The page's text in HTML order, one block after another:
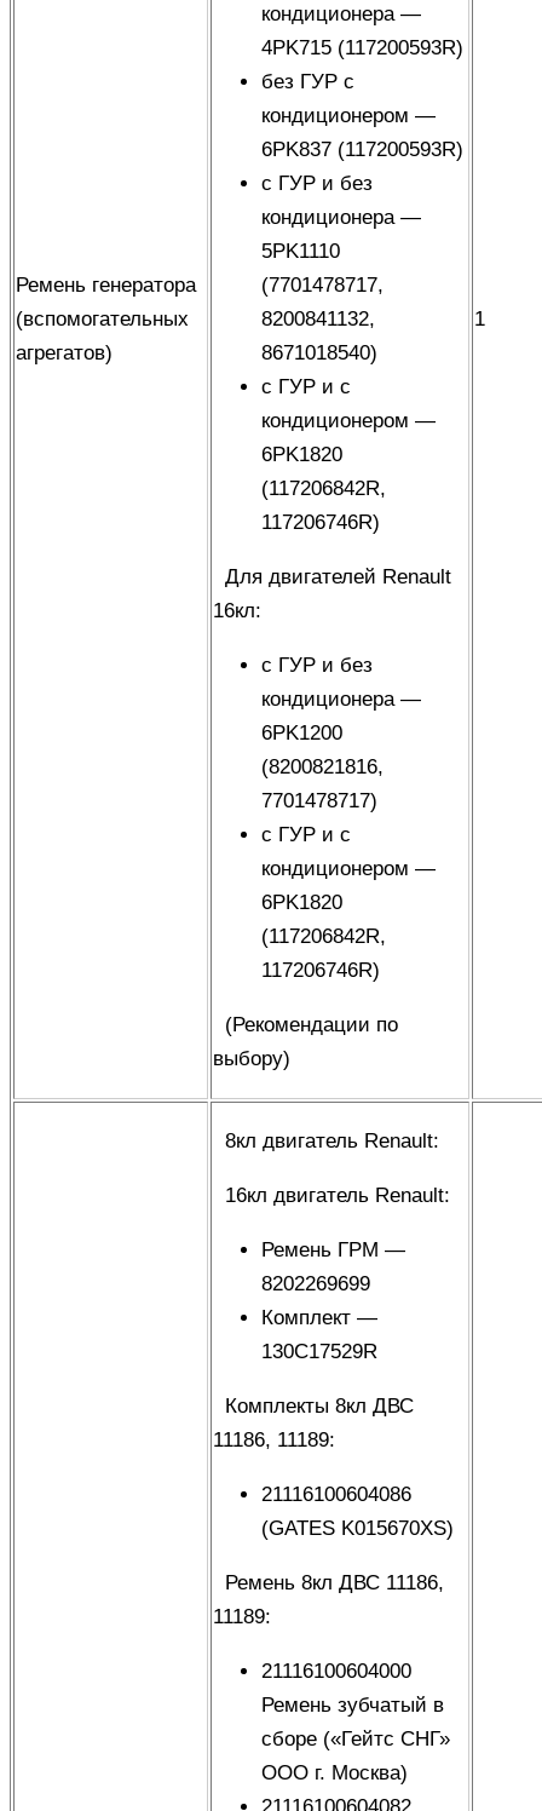
Ремень генератора
(вспомогательных
агрегатов)
кондиционера —
4PK715 (117200593R)
без ГУР с
кондиционером —
6PK837 (117200593R)
с ГУР и без
кондиционера —
5PK1110
(7701478717,
8200841132,
8671018540)
с ГУР и с
кондиционером —
6PK1820
(117206842R,
117206746R)
Для двигателей Renault
16кл:
с ГУР и без
кондиционера —
6PK1200
(8200821816,
7701478717)
с ГУР и с
кондиционером —
6PK1820
(117206842R,
117206746R)
(Рекомендации по
выбору)
1
8кл двигатель Renault:
16кл двигатель Renault:
Ремень ГРМ —
8202269699
Комплект —
130C17529R
Комплекты 8кл ДВС
11186, 11189:
21116100604086
(GATES K015670XS)
Ремень 8кл ДВС 11186,
11189:
21116100604000
Ремень зубчатый в
сборе («Гейтс СНГ»
ООО г. Москва)